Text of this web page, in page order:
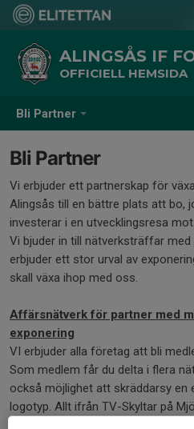
Bli Partner
ALINGSÅS IF
OFFICIELL HEMSIDA
Bli Partner
Vi erbjuder ett partnerskap för
Alingsås till en bättre plats att bo,
investerar i en utvecklingsresa
Vi bjuder in till nätverksträffar
erbjuder ett stor urval av
skall växa ihop med oss.
Affärsnätverk för partner med
exponering
VI erbjuder alla företag att bli
Som medlem får du delta i flera
också möjlighet att skräddarsy en
logotyp. Allt ifrån TV-Skyltar på